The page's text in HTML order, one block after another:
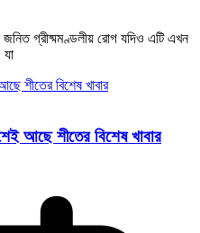
জনিত গ্রীষ্মমণ্ডলীয় রোগ যদিও এটি এখন
আছে শীতের বিশেষ খাবার